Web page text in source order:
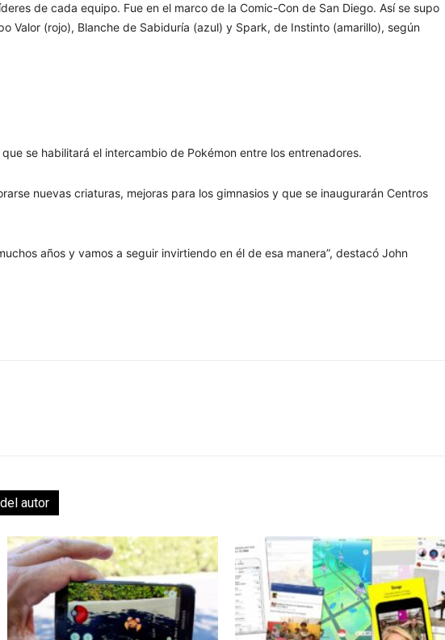
de cada equipo. Fue en el marco de la Comic-Con de San Diego. Así se supo
Valor (rojo), Blanche de Sabiduría (azul) y Spark, de Instinto (amarillo), según
se habilitará el intercambio de Pokémon entre los entrenadores.
nuevas criaturas, mejoras para los gimnasios y que se inaugurarán Centros
años y vamos a seguir invirtiendo en él de esa manera”, destacó John
autor